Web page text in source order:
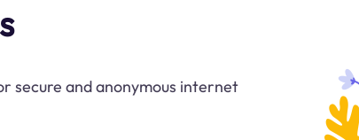
secure and anonymous internet